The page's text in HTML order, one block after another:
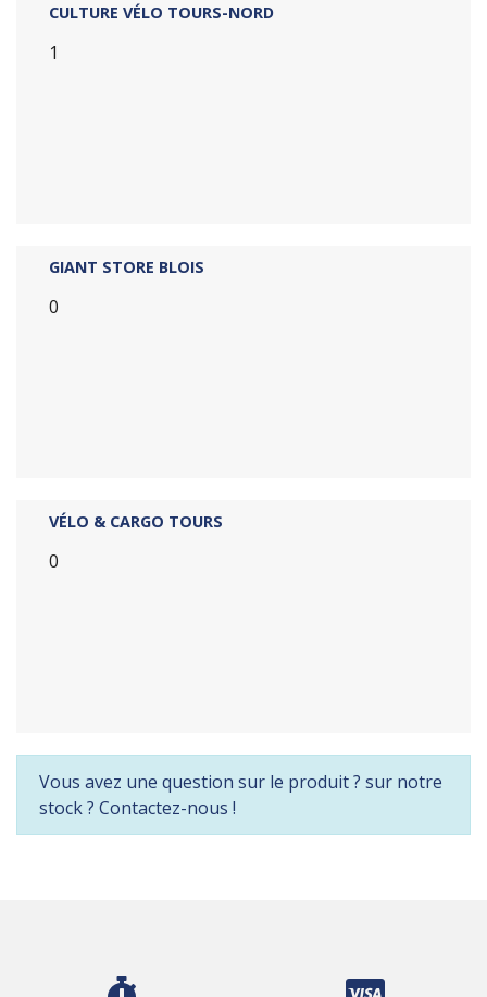
CULTURE VÉLO TOURS-NORD
1
GIANT STORE BLOIS
0
VÉLO & CARGO TOURS
0
Vous avez une question sur le produit ? sur notre
stock ? Contactez-nous !